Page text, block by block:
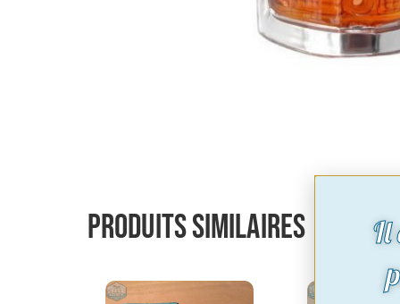
Produits similaires
Il